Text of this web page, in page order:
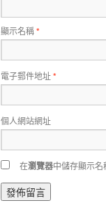
顯示名稱*
電子郵件地址*
個人網站網址
在瀏覽器中儲存顯示